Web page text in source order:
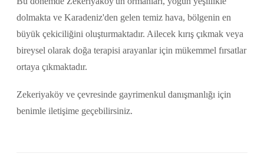
dolmakta ve Karadeniz'den gelen temiz hava, bölgenin en
büyük çekiciliğini oluşturmaktadır. Ailecek kırış çıkmak veya
bireysel olarak doğa terapisi arayanlar için mükemmel fırsatlar
ortaya çıkmaktadır.
Zekeriyaköy ve çevresinde gayrimenkul danışmanlığı için
benimle iletişime geçebilirsiniz.